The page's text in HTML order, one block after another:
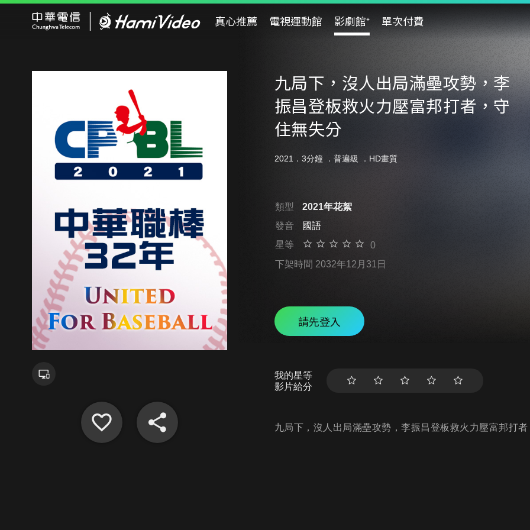
真心推薦 電視運動館 影劇館⁺ 單次付費
九局下，沒人出局滿壘攻勢，李
振昌登板救火力壓富邦打者，守
住無失分
2021．3分鐘 ． 普遍級 ．HD畫質
類型
2021年花絮
發音
國語
星等
0
下架時間 2032年12月31日
請先登入
我的星等
影片給分
九局下，沒人出局滿壘攻勢，李振昌登板救火力壓富邦打